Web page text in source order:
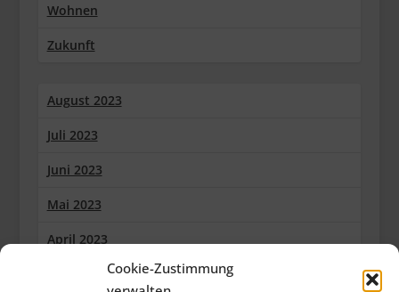
Cookie-Zustimmung
Wohnen
Zukunft
August 2023
Juli 2023
Juni 2023
Mai 2023
April 2023
März 2023